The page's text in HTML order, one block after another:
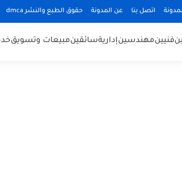
اتصل بنا عن المدونة حقوق الطبع والنشر dmca
فنيينمهندسينإداريةسائقينمبيعات وتسويق